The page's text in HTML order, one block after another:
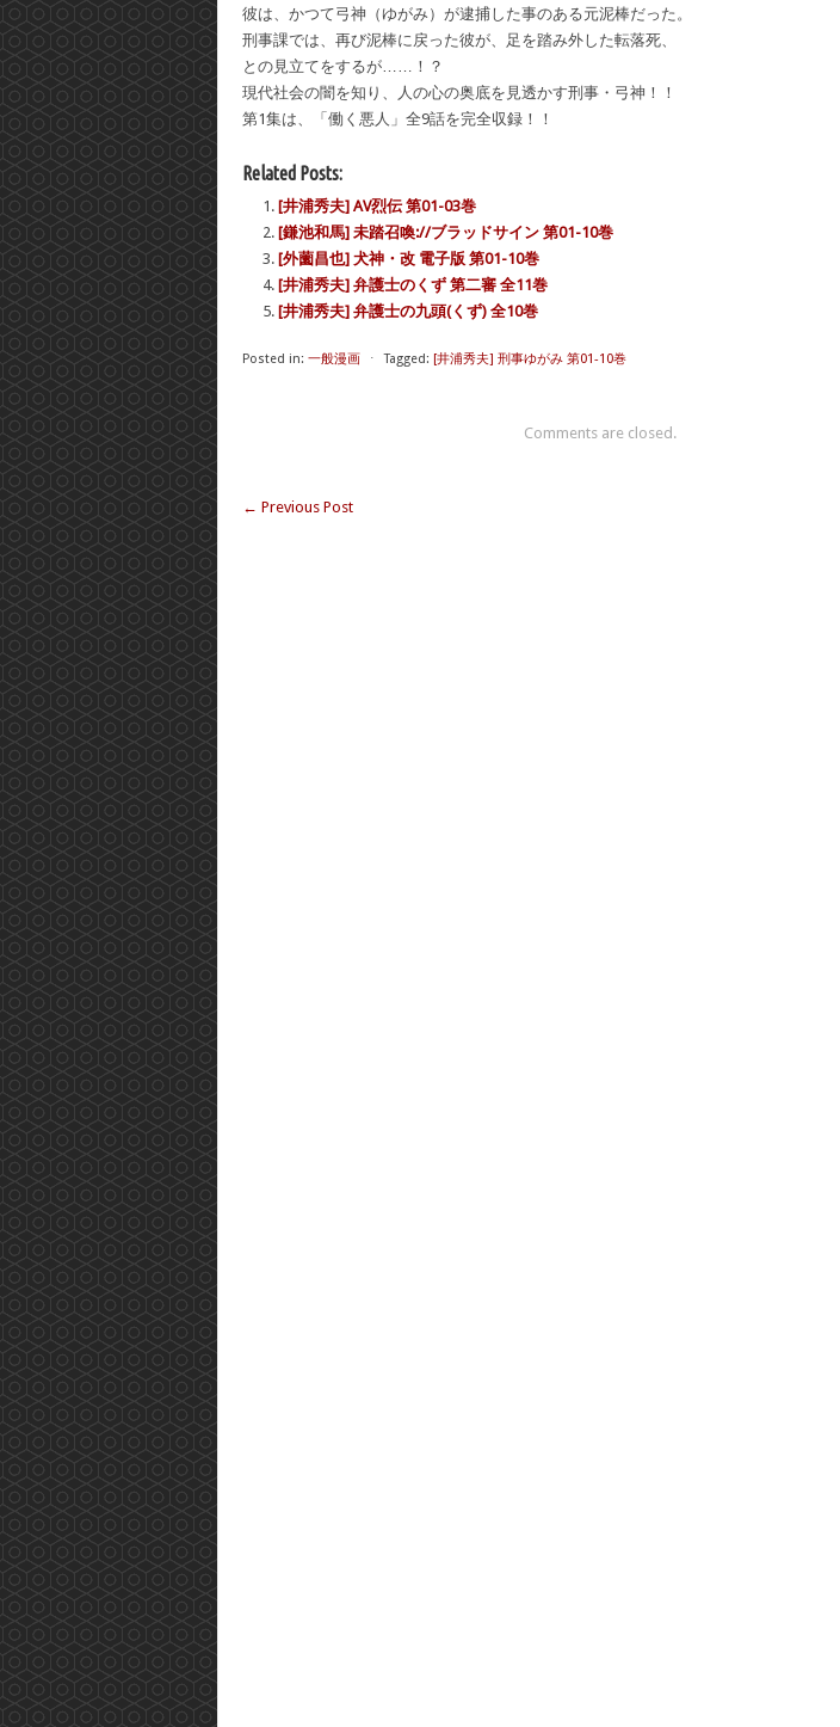
彼は、かつて弓神（ゆがみ）が逮捕した事のある元泥棒だった。
刑事課では、再び泥棒に戻った彼が、足を踏み外した転落死、
との見立てをするが……！？
現代社会の闇を知り、人の心の奥底を見透かす刑事・弓神！！
第1集は、「働く悪人」全9話を完全収録！！
Related Posts:
[井浦秀夫] AV烈伝 第01-03巻
[鎌池和馬] 未踏召喚://ブラッドサイン 第01-10巻
[外薗昌也] 犬神・改 電子版 第01-10巻
[井浦秀夫] 弁護士のくず 第二審 全11巻
[井浦秀夫] 弁護士の九頭(くず) 全10巻
Posted in: 一般漫画 ⋅ Tagged: [井浦秀夫] 刑事ゆがみ 第01-10巻
Comments are closed.
← Previous Post